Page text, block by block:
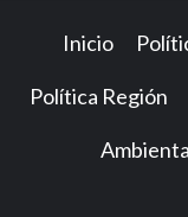
Inicio
Política Región